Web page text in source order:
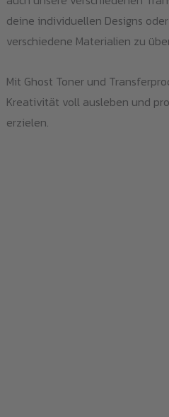
deine individuellen Designs
verschiedene Materialien zu
Mit Ghost Toner und
Kreativität voll ausleben und
erzielen.